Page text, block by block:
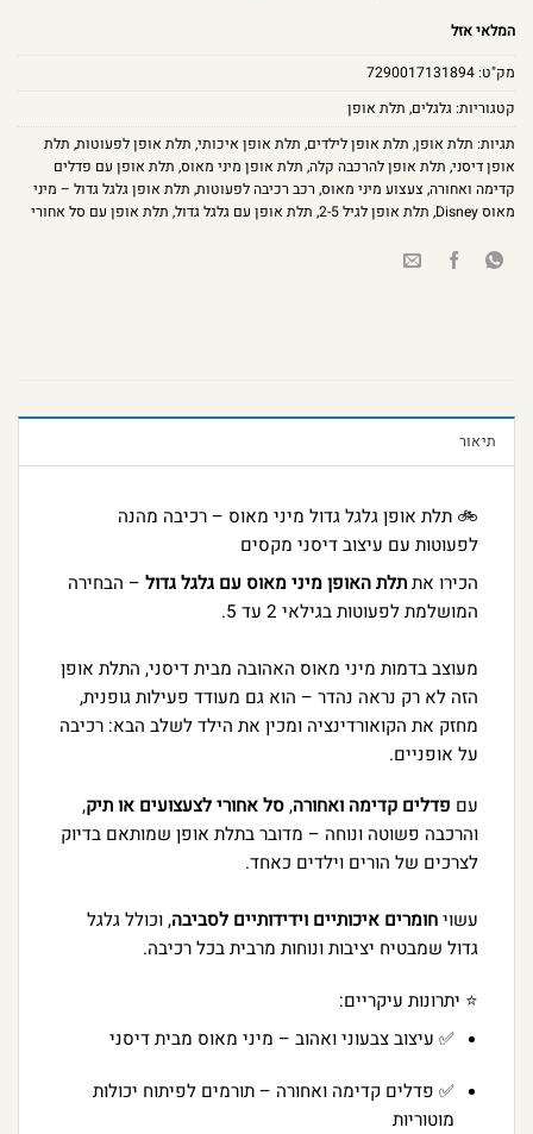
המלאי אזל
מק"ט:7290017131894
קטגוריות:גלגלים, תלת אופן
תגיות: תלת אופן, תלת אופן לילדים, תלת אופן איכותי, תלת אופן לפעוטות, תלת
אופן דיסני, תלת אופן להרכבה קלה, תלת אופן מיני מאוס, תלת אופן עם פדלים
קדימה ואחורה, צעצוע מיני מאוס, רכב רכיבה לפעוטות, תלת אופן גלגל גדול – מיני
מאוס Disney
, תלת אופן לגיל 2-5 , תלת אופן עם גלגל גדול, תלת אופן עם סל אחורי
תיאור
🚲 תלת אופן גלגל גדול מיני מאוס – רכיבה מהנה
לפעוטות עם עיצוב דיסני מקסים
הכירו אתתלת האופן מיני מאוס עם גלגל גדול – הבחירה
המושלמת לפעוטות בגילאי 2 עד 5.
מעוצב בדמות מיני מאוס האהובה מבית דיסני, התלת אופן
הזה לא רק נראה נהדר – הוא גם מעודד פעילות גופנית,
מחזק את הקואורדינציה ומכין את הילד לשלב הבא: רכיבה
על אופניים.
עם פדלים קדימה ואחורה,סל אחורי לצעצועים או תיק,
והרכבה פשוטה ונוחה – מדובר בתלת אופן שמותאם בדיוק
לצרכים של הורים וילדים כאחד.
עשויחומרים איכותיים וידידותיים לסביבה, וכולל גלגל
גדול שמבטיח יציבות ונוחות מרבית בכל רכיבה.
⭐ יתרונות עיקריים:
✅ עיצוב צבעוני ואהוב – מיני מאוס מבית דיסני
✅ פדלים קדימה ואחורה – תורמים לפיתוח יכולות
מוטוריות